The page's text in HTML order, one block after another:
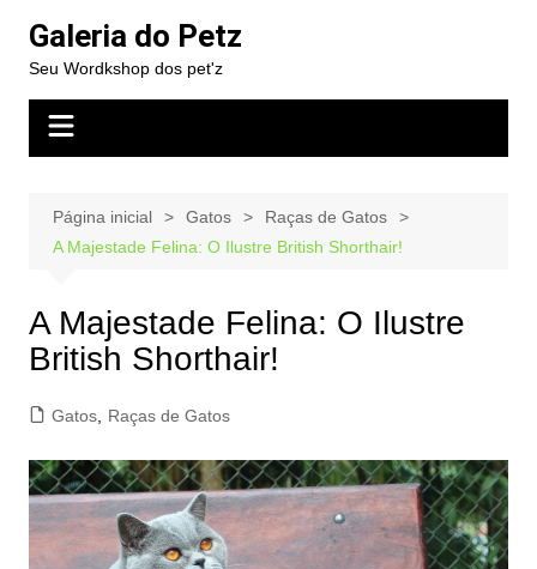
para
conteúdo
Galeria do Petz
Seu Wordkshop dos pet'z
Página inicial Gatos
Raças de Gatos
A Majestade Felina: O Ilustre British Shorthair!
A Majestade Felina: O Ilustre
British Shorthair!
Gatos, Raças de Gatos